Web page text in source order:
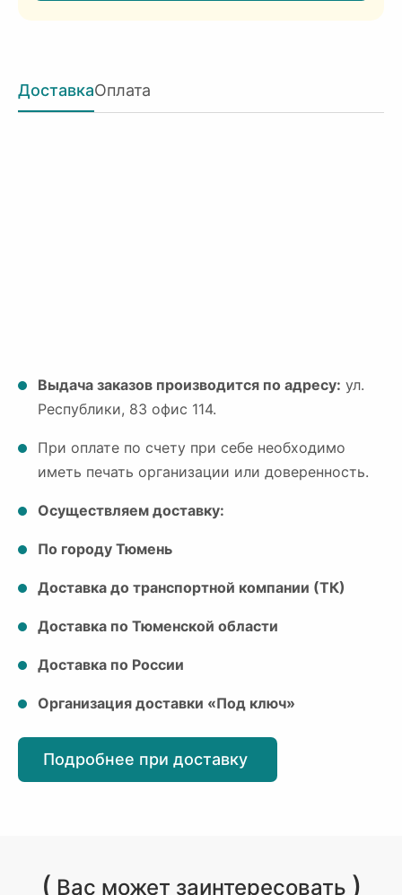
ДоставкаОплата
Выдача заказов производится по адресу: ул.
Республики, 83 офис 114.
При оплате по счету при себе необходимо
иметь печать организации или доверенность.
Осуществляем доставку:
По городу Тюмень
Доставка до транспортной компании (ТК)
Доставка по Тюменской области
Доставка по России
Организация доставки «Под ключ»
Подробнее при доставку
( Вас может заинтересовать )